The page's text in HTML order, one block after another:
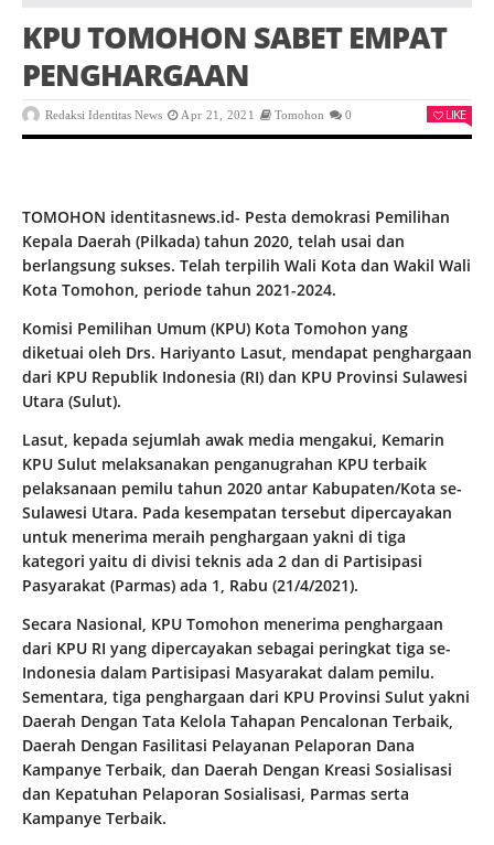
KPU TOMOHON SABET EMPAT
PENGHARGAAN
Redaksi Identitas News Apr 21, 2021 Tomohon 0 LIKE
TOMOHON identitasnews.id- Pesta demokrasi Pemilihan
Kepala Daerah (Pilkada) tahun 2020, telah usai dan
berlangsung sukses. Telah terpilih Wali Kota dan Wakil Wali
Kota Tomohon, periode tahun 2021-2024.
Komisi Pemilihan Umum (KPU) Kota Tomohon yang
diketuai oleh Drs. Hariyanto Lasut, mendapat penghargaan
dari KPU Republik Indonesia (RI) dan KPU Provinsi Sulawesi
Utara (Sulut).
Lasut, kepada sejumlah awak media mengakui, Kemarin
KPU Sulut melaksanakan penganugrahan KPU terbaik
pelaksanaan pemilu tahun 2020 antar Kabupaten/Kota se-
Sulawesi Utara. Pada kesempatan tersebut dipercayakan
untuk menerima meraih penghargaan yakni di tiga
kategori yaitu di divisi teknis ada 2 dan di Partisipasi
Pasyarakat (Parmas) ada 1, Rabu (21/4/2021).
Secara Nasional, KPU Tomohon menerima penghargaan
dari KPU RI yang dipercayakan sebagai peringkat tiga se-
Indonesia dalam Partisipasi Masyarakat dalam pemilu.
Sementara, tiga penghargaan dari KPU Provinsi Sulut yakni
Daerah Dengan Tata Kelola Tahapan Pencalonan Terbaik,
Daerah Dengan Fasilitasi Pelayanan Pelaporan Dana
Kampanye Terbaik, dan Daerah Dengan Kreasi Sosialisasi
dan Kepatuhan Pelaporan Sosialisasi, Parmas serta
Kampanye Terbaik.